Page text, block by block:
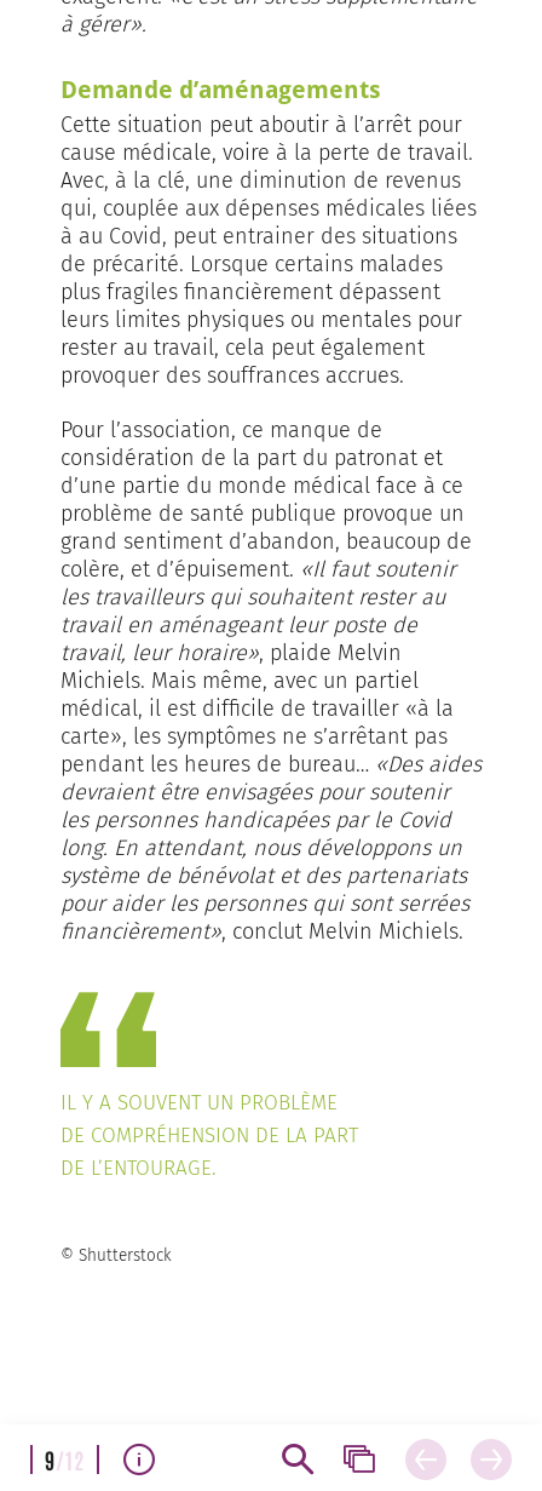
à gérer».
Demande d’aménagements
Cette situation peut aboutir à l’arrêt pour
cause médicale, voire à la perte de travail.
Avec, à la clé, une diminution de revenus
qui, couplée aux dépenses médicales liées
à au Covid, peut entrainer des situations
de précarité. Lorsque certains malades
plus fragiles financièrement dépassent
leurs limites physiques ou mentales pour
rester au travail, cela peut également
provoquer des souffrances accrues.
Pour l’association, ce manque de
considération de la part du patronat et
d’une partie du monde médical face à ce
problème de santé publique provoque un
grand sentiment d’abandon, beaucoup de
colère, et d’épuisement. «Il faut soutenir
les travailleurs qui souhaitent rester au
travail en aménageant leur poste de
travail, leur horaire», plaide Melvin
Michiels. Mais même, avec un partiel
médical, il est difficile de travailler «à la
carte», les symptômes ne s’arrêtant pas
pendant les heures de bureau… «Des aides
devraient être envisagées pour soutenir
les personnes handicapées par le Covid
long. En attendant, nous développons un
système de bénévolat et des partenariats
pour aider les personnes qui sont serrées
financièrement», conclut Melvin Michiels.
IL Y A SOUVENT UN PROBLÈME
DE COMPRÉHENSION DE LA PART
DE L’ENTOURAGE.
© Shutterstock
9/12